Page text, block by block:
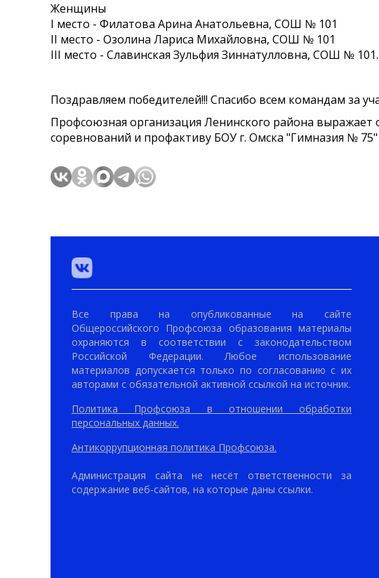
Женщины
I место - Филатова Арина Анатольевна, СОШ № 101
II место - Озолина Лариса Михайловна, СОШ № 101
III место - Славинская Зульфия Зиннатулловна, СОШ № 101.
Поздравляем победителей!!! Спасибо всем командам за
Профсоюзная организация Ленинского района
соревнований и профактиву БОУ г. Омска "Гимназия № 75"
Все права на опубликованные на сайте
Общероссийского Профсоюза образования материалы
охраняются в соответствии с законодательством
Российской Федерации. Любое использование
материалов допускается только по согласованию с их
авторами с обязательной активной ссылкой на источник.
Политика Профсоюза в отношении обработки
персональных данных.
Антикоррупционная политика Профсоюза.
Администрация сайта не несёт ответственности за
содержание веб-сайтов, на которые даны ссылки.